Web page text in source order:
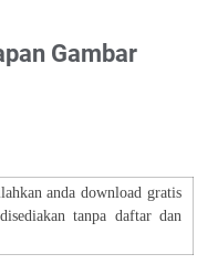
Gambar
anda download gratis
tanpa daftar dan